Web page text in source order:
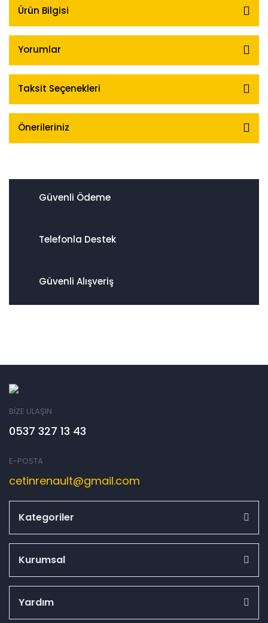
Ürün Bilgisi
Yorumlar
Taksit Seçenekleri
Önerileriniz
Güvenli Ödeme
Telefonla Destek
Güvenli Alışveriş
BİZE ULAŞIN
0537 327 13 43
E-POSTA
cetinrenault@gmail.com
Kategoriler
Kurumsal
Yardım